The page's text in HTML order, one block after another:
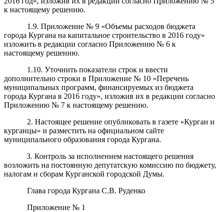
к настоящему решению.
1.9. Приложение № 9 «Объемы расходов бюджета
города Кургана на капитальное строительство в 2016 году»
изложить в редакции согласно Приложению № 6 к
настоящему решению.
1.10. Уточнить показатели строк и ввести
дополнительно строки в Приложение № 10 «Перечень
муниципальных программ, финансируемых из бюджета
города Кургана в 2016 году», изложив их в редакции согласно
Приложению № 7 к настоящему решению.
2. Настоящее решение опубликовать в газете «Курган и
курганцы» и разместить на официальном сайте
муниципального образования города Кургана.
3. Контроль за исполнением настоящего решения
возложить на постоянную депутатскую комиссию по бюджету,
налогам и сборам Курганской городской Думы.
Глава города Кургана С.В. Руденко
Приложение № 1